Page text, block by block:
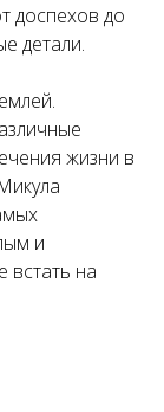
доспехов до
детали.
жизни в
и
встать на